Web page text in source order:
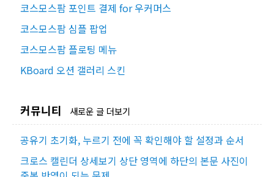
코스모스팜 포인트 결제 for 우커머스
코스모스팜 심플 팝업
코스모스팜 플로팅 메뉴
KBoard 오션 갤러리 스킨
커뮤니티 새로운 글 더보기
공유기 초기화, 누르기 전에 꼭 확인해야 할 설정과 순서
크로스 캘린더 상세보기 상단 영역에 하단의 본문 사진이